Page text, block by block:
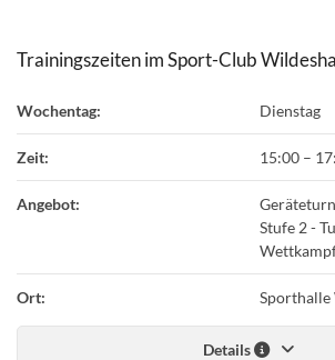
Trainingszeiten im Sport-Club
Wochentag: Dienstag
Zeit: 15:00 –
Angebot:
Stufe 2 -
Ort: Sporthalle
Details